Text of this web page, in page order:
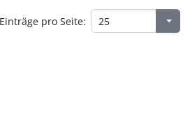
Einträge pro Seite: